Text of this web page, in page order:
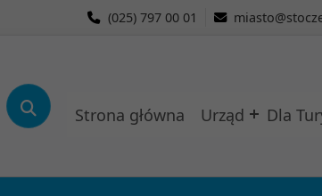
(025) 797 00 01
Strona główna Urząd Dla